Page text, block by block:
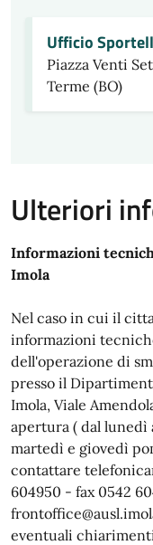
Ufficio
Piazza Venti
Terme (BO)
Ulteriori
Informazioni
Imola
Nel caso in cui il
informazioni
dell'operazione di
presso il
Imola, Viale
apertura ( dal lunedì
martedì e giovedì
contattare
604950 - fax 0542
eventuali